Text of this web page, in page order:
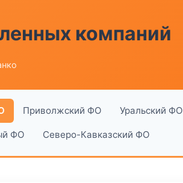
компаний
Приволжский ФО Уральский ФО
ФО Северо-Кавказский ФО